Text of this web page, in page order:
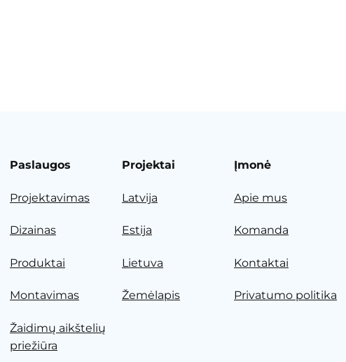
Paslaugos
Projektavimas
Dizainas
Produktai
Montavimas
Žaidimų aikštelių
priežiūra
Projektai
Latvija
Estija
Lietuva
Žemėlapis
Įmonė
Apie mus
Komanda
Kontaktai
Privatumo politika